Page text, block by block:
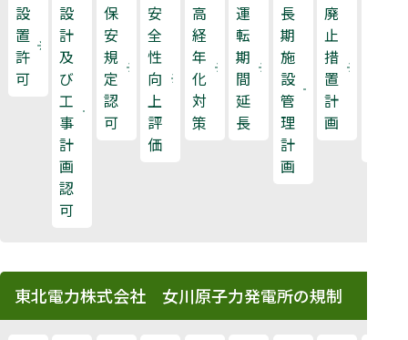
設
置
許
可
設
計
及
び
工
事
計
画
認
可
保
安
規
定
認
可
安
全
性
向
上
評
価
高
経
年
化
対
策
運
転
期
間
延
長
長
期
施
設
管
理
計
画
廃
止
措
置
計
画
東北電力株式会社 女川原子力発電所の規制